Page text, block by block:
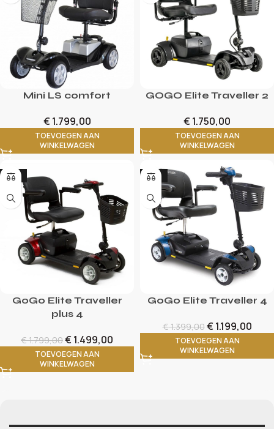
Mini LS comfort
€ 1.799,00
TOEVOEGEN AAN
WINKELWAGEN
GOGO Elite Traveller 2
€ 1.750,00
TOEVOEGEN AAN
WINKELWAGEN
-17%
GoGo Elite Traveller
plus 4
€1.799,00€ 1.499,00
TOEVOEGEN AAN
WINKELWAGEN
-14%
GoGo Elite Traveller 4
€1.399,00€ 1.199,00
TOEVOEGEN AAN
WINKELWAGEN